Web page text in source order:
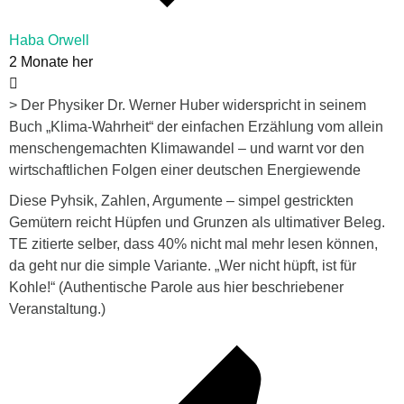
Haba Orwell
2 Monate her
> Der Physiker Dr. Werner Huber widerspricht in seinem
Buch „Klima-Wahrheit“ der einfachen Erzählung vom allein
menschengemachten Klimawandel – und warnt vor den
wirtschaftlichen Folgen einer deutschen Energiewende
Diese Pyhsik, Zahlen, Argumente – simpel gestrickten
Gemütern reicht Hüpfen und Grunzen als ultimativer Beleg.
TE zitierte selber, dass 40% nicht mal mehr lesen können,
da geht nur die simple Variante. „Wer nicht hüpft, ist für
Kohle!“ (Authentische Parole aus hier beschriebener
Veranstaltung.)